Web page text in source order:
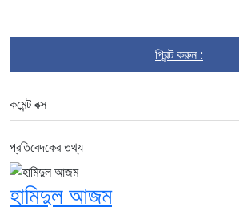
প্রিন্ট করুন :
কমেন্ট বক্স
প্রতিবেদকের তথ্য
হামিদুল আজম